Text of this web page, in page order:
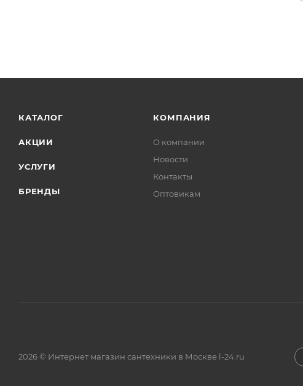
КАТАЛОГ
АКЦИИ
УСЛУГИ
БРЕНДЫ
КОМПАНИЯ
О компании
Новости
Контакты
Оптовикам
2026 © Интернет магазин сантехники в Москве l-24.ru